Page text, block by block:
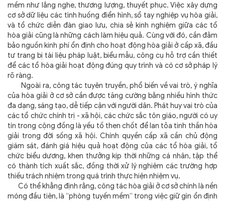
mềm như lắng nghe, thương lượng, thuyết phục. Việc xây dựng
cơ sở dữ liệu các tình huống điển hình, sổ tay nghiệp vụ hòa giải,
và tổ chức diễn đàn giao lưu, chia sẻ kinh nghiệm giữa các tổ
hòa giải cũng là những cách làm hiệu quả. Cùng với đó, cần đảm
bảo nguồn kinh phí ổn định cho hoạt động hòa giải ở cấp xã, đầu
tư trang bị tài liệu pháp luật, biểu mẫu, công cụ hỗ trợ cần thiết
để các tổ hòa giải hoạt động đúng quy trình và có cơ sở pháp lý
rõ ràng.
Ngoài ra, công tác tuyên truyền, phổ biến về vai trò, ý nghĩa
của hòa giải ở cơ sở cần được tăng cường bằng nhiều hình thức
đa dạng, sáng tạo, dễ tiếp cận với người dân. Phát huy vai trò của
các tổ chức chính trị - xã hội, các chức sắc tôn giáo, người có uy
tín trong cộng đồng là yếu tố then chốt để lan tỏa tinh thần hòa
giải trong đời sống xã hội. Chính quyền cấp xã cần chủ động
giám sát, đánh giá hiệu quả hoạt động của các tổ hòa giải, tổ
chức biểu dương, khen thưởng kịp thời những cá nhân, tập thể
có thành tích xuất sắc, đồng thời xử lý nghiêm các trường hợp
thiếu trách nhiệm trong quá trình thực hiện nhiệm vụ.
Có thể khẳng định rằng, công tác hòa giải ở cơ sở chính là nền
móng đầu tiên, là “phòng tuyến mềm” trong việc giữ gìn ổn định